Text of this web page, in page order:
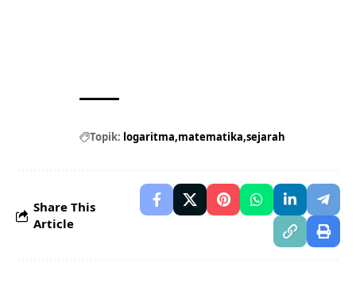
Topik: logaritma matematika sejarah
Share This
Article